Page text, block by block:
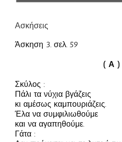
Ασκήσεις
Άσκηση 3. σελ. 59
( Α )
Σκύλος :
Πάλι τα νύχια βγάζεις
κι αμέσως καμπουριάζεις.
Έλα να συμφιλιωθούμε
και να αγαπηθούμε.
Γάτα :